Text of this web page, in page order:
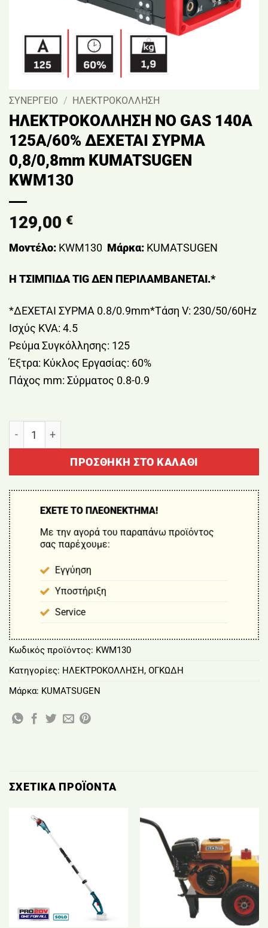
ΣΥΝΕΡΓΕΙΟ / ΗΛΕΚΤΡΟΚΟΛΛΗΣΗ
ΗΛΕΚΤΡΟΚΟΛΛΗΣΗ NO GAS 140A
125Α/60% ΔΕΧΕΤΑΙ ΣΥΡΜΑ
0,8/0,8mm KUMATSUGEN
KWM130
129,00 €
Μοντέλο: KWM130 Μάρκα: KUMATSUGEN
Η ΤΣΙΜΠΙΔΑ TIG ΔΕΝ ΠΕΡΙΛΑΜΒΑΝΕΤΑΙ.*
*ΔΕΧΕΤΑΙ ΣΥΡΜΑ 0.8/0.9mm*Τάση V: 230/50/60Hz
Ισχύς KVA: 4.5
Ρεύμα Συγκόλλησης: 125
Έξτρα: Κύκλος Εργασίας: 60%
Πάχος mm: Σύρματος 0.8-0.9
ΠΡΟΣΘΉΚΗ ΣΤΟ ΚΑΛΆΘΙ
ΕΧΕΤΕ ΤΟ ΠΛΕΟΝΕΚΤΗΜΑ!
Με την αγορά του παραπάνω προϊόντος
σας παρέχουμε:
Εγγύηση
Υποστήριξη
Service
Κωδικός προϊόντος: KWM130
Κατηγορίες: ΗΛΕΚΤΡΟΚΟΛΛΗΣΗ, ΟΓΚΩΔΗ
Μάρκα: KUMATSUGEN
ΣΧΕΤΙΚΆ ΠΡΟΪΌΝΤΑ